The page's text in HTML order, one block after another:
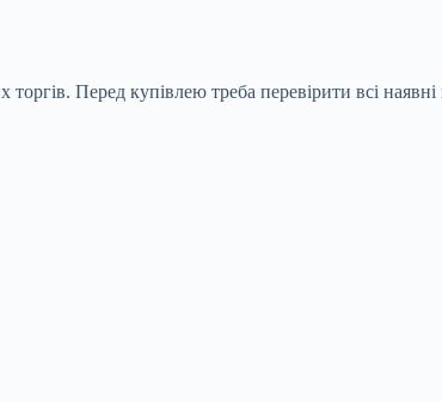
Перед купівлею треба перевірити всі